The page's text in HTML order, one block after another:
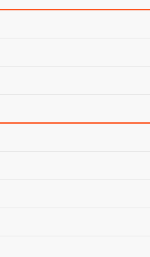
ReTel GMIM Rayon
Jawab Kepada